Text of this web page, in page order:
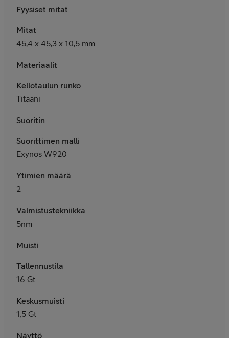
Fyysiset mitat
Mitat
45,4 x 45,3 x 10,5 mm
Materiaalit
Kellotaulun runko
Titaani
Suoritin
Suorittimen malli
Exynos W920
Ytimien määrä
2
Valmistustekniikka
5nm
Muisti
Tallennustila
16 Gt
Keskusmuisti
1,5 Gt
Näyttö